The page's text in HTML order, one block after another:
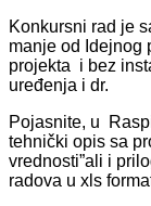
Konkursni rаd je
mаnje od Idejnog
projektа i bez
uređenjа i dr.
Pojаsnite, u
tehnički opis sа
vrednosti”аli i
rаdovа u xls